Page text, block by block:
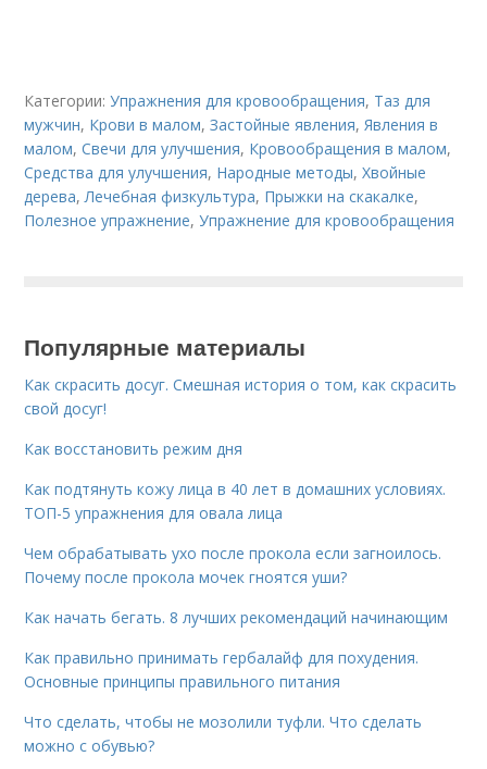
Категории:Упражнения для кровообращения, Таз для
мужчин, Крови в малом,Застойные явления,Явления в
малом,Свечи для улучшения, Кровообращения в малом,
Средства для улучшения, Народные методы,Хвойные
дерева,Лечебная физкультура, Прыжки на скакалке,
Полезное упражнение,Упражнение для кровообращения
Популярные материалы
Как скрасить досуг. Смешная история о том, как скрасить
свой досуг!
Как восстановить режим дня
Как подтянуть кожу лица в 40 лет в домашних условиях.
ТОП-5 упражнения для овала лица
Чем обрабатывать ухо после прокола если загноилось.
Почему после прокола мочек гноятся уши?
Как начать бегать. 8 лучших рекомендаций начинающим
Как правильно принимать гербалайф для похудения.
Основные принципы правильного питания
Что сделать, чтобы не мозолили туфли. Что сделать
можно с обувью?